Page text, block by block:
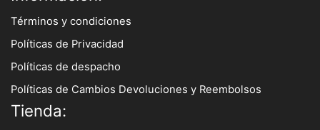
Términos y condiciones
Políticas de Privacidad
Políticas de despacho
Políticas de Cambios Devoluciones y Reembolsos
Tienda: